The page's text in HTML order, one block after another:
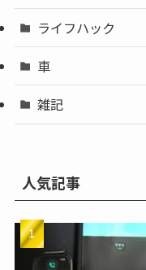
ライフハック
車
雑記
人気記事